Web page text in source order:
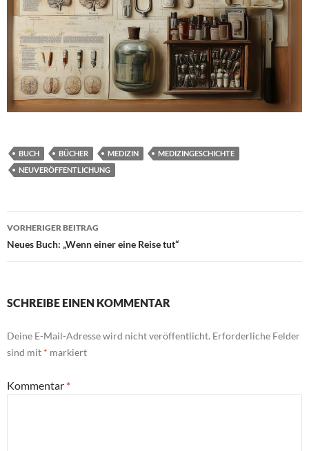
BUCH BÜCHER MEDIZIN
MEDIZINGESCHICHTE
NEUVERÖFFENTLICHUNG
Beitragsnavigation
VORHERIGER BEITRAG
Neues Buch: „Wenn einer eine Reise tut“
SCHREIBE EINEN KOMMENTAR
Deine E-Mail-Adresse wird nicht veröffentlicht. Erforderliche Felder
sind mit * markiert
Kommentar *